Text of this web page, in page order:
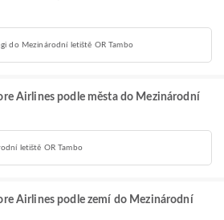
do Mezinárodní letiště OR Tambo
Airlines podle města do Mezinárodní
letiště OR Tambo
Airlines podle zemí do Mezinárodní